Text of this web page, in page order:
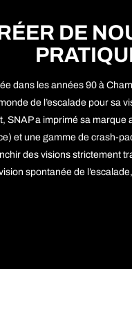
DE
dans les années 90 à
de l’escalade pour sa
SNAP a imprimé sa
et une gamme de crash-
des visions strictement
spontanée de